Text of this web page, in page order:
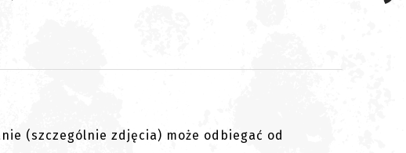
(szczególnie zdjęcia) może odbiegać od